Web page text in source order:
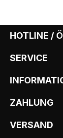
HOTLINE /
SERVICE
ZAHLUNG
VERSAND